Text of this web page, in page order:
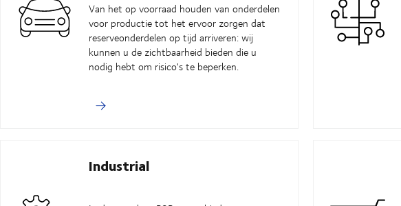
Van het op voorraad houden van onderdelen
voor productie tot het ervoor zorgen dat
reserveonderdelen op tijd arriveren: wij
kunnen u de zichtbaarheid bieden die u
nodig hebt om risico's te beperken.
Industrial